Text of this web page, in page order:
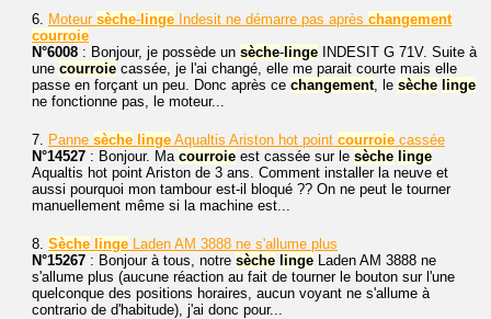
6. Moteur sèche- linge Indesit ne démarre pas après changement
courroie
N°6008 : Bonjour, je possède un sèche- linge INDESIT G 71V. Suite à
une courroie cassée, je l'ai changé, elle me parait courte mais elle
passe en forçant un peu. Donc après ce changement, le sèche linge
ne fonctionne pas, le moteur...
7. Panne sèche linge Aqualtis Ariston hot point courroie cassée
N°14527 : Bonjour. Ma courroie est cassée sur le sèche linge
Aqualtis hot point Ariston de 3 ans. Comment installer la neuve et
aussi pourquoi mon tambour est-il bloqué ?? On ne peut le tourner
manuellement même si la machine est...
8. Sèche linge Laden AM 3888 ne s'allume plus
N°15267 : Bonjour à tous, notre sèche linge Laden AM 3888 ne
s'allume plus (aucune réaction au fait de tourner le bouton sur l'une
quelconque des positions horaires, aucun voyant ne s'allume à
contrario de d'habitude), j'ai donc pour...